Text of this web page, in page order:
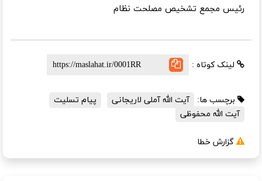
رئیس مجمع تشخیص مصلحت نظام
لینک کوتاه :
برچسب ها: آیت الله آملی لاریجانی
پیام تسلیت
آیت الله محفوظی
گزارش خطا